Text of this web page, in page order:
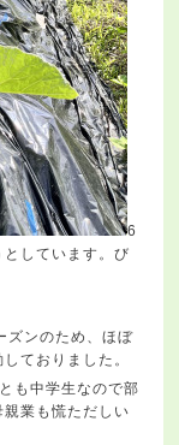
6
しています。び
ズンのため、ほぼ
ておりました。
も中学生なので部
業も慌ただしい